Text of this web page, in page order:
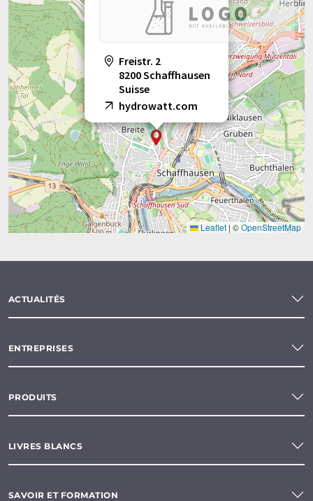
Freistr. 2
8200 Schaffhausen
Suisse
hydrowatt.com
Leaflet |©OpenStreetMap
ACTUALITÉS
ENTREPRISES
PRODUITS
LIVRES BLANCS
SAVOIR ET FORMATION